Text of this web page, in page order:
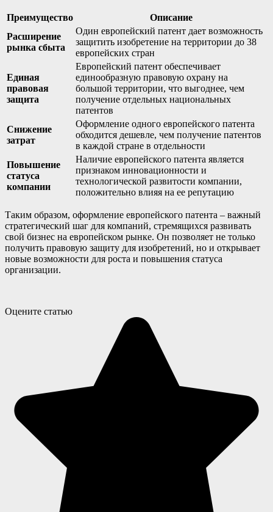
Преимущество
Описание
Расширение
рынка сбыта
Один европейский патент дает возможность
защитить изобретение на территории до 38
европейских стран
Единая
правовая
защита
Европейский патент обеспечивает
единообразную правовую охрану на
большой территории, что выгоднее, чем
получение отдельных национальных
патентов
Снижение
затрат
Оформление одного европейского патента
обходится дешевле, чем получение патентов
в каждой стране в отдельности
Повышение
статуса
компании
Наличие европейского патента является
признаком инновационности и
технологической развитости компании,
положительно влияя на ее репутацию
Таким образом, оформление европейского патента – важный
стратегический шаг для компаний, стремящихся развивать
свой бизнес на европейском рынке. Он позволяет не только
получить правовую защиту для изобретений, но и открывает
новые возможности для роста и повышения статуса
организации.
Оцените статью